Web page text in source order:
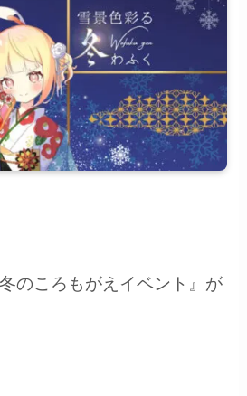
のころもがえイベント』が